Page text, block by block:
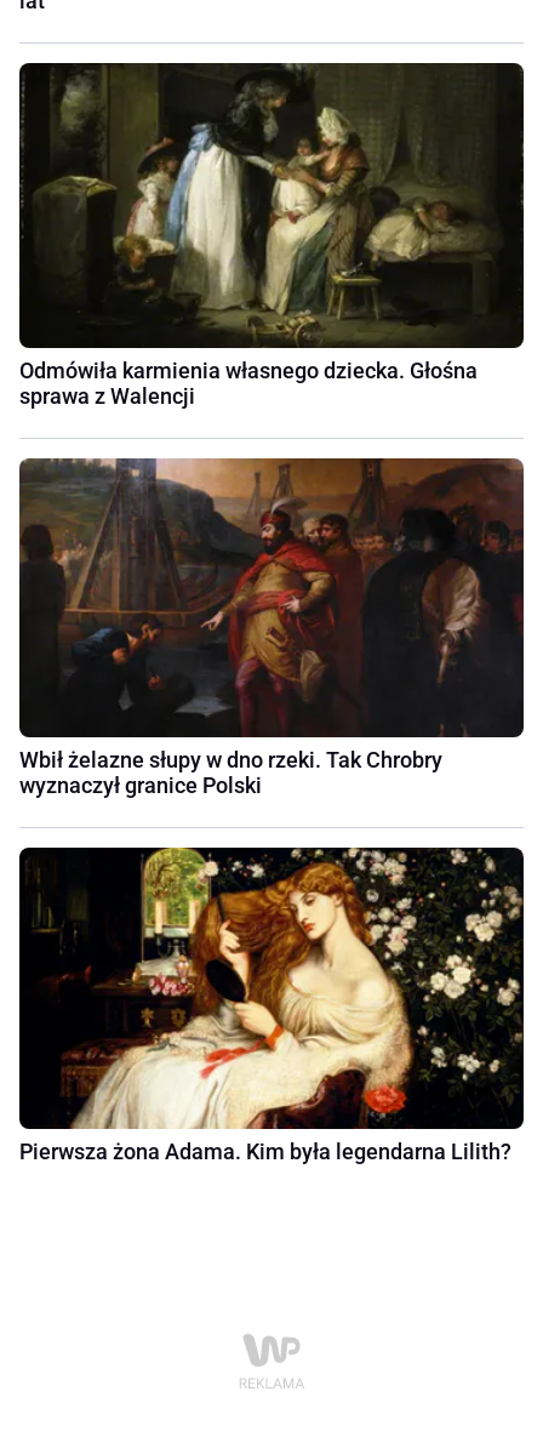
Odmówiła karmienia własnego dziecka. Głośna
sprawa z Walencji
Wbił żelazne słupy w dno rzeki. Tak Chrobry
wyznaczył granice Polski
Pierwsza żona Adama. Kim była legendarna Lilith?